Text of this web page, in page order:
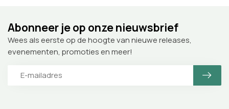
Abonneer je op onze nieuwsbrief
Wees als eerste op de hoogte van nieuwe releases,
evenementen, promoties en meer!